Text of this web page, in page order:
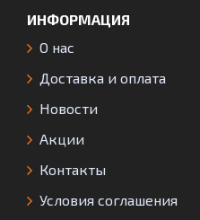
ИНФОРМАЦИЯ
О нас
Доставка и оплата
Новости
Акции
Контакты
Условия соглашения